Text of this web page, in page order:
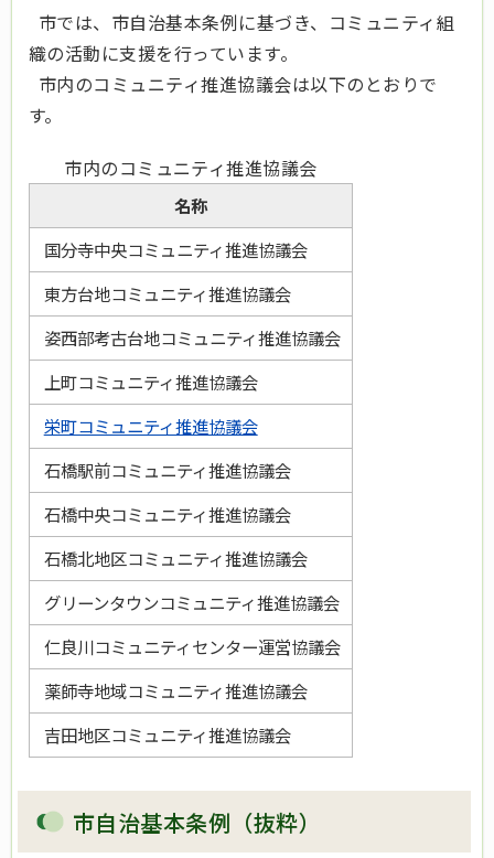
市では、市自治基本条例に基づき、コミュニティ組
織の活動に支援を行っています。
市内のコミュニティ推進協議会は以下のとおりで
す。
市内のコミュニティ推進協議会
名称
国分寺中央コミュニティ推進協議会
東方台地コミュニティ推進協議会
姿西部考古台地コミュニティ推進協議会
上町コミュニティ推進協議会
栄町コミュニティ推進協議会
石橋駅前コミュニティ推進協議会
石橋中央コミュニティ推進協議会
石橋北地区コミュニティ推進協議会
グリーンタウンコミュニティ推進協議会
仁良川コミュニティセンター運営協議会
薬師寺地域コミュニティ推進協議会
吉田地区コミュニティ推進協議会
市自治基本条例（抜粋）